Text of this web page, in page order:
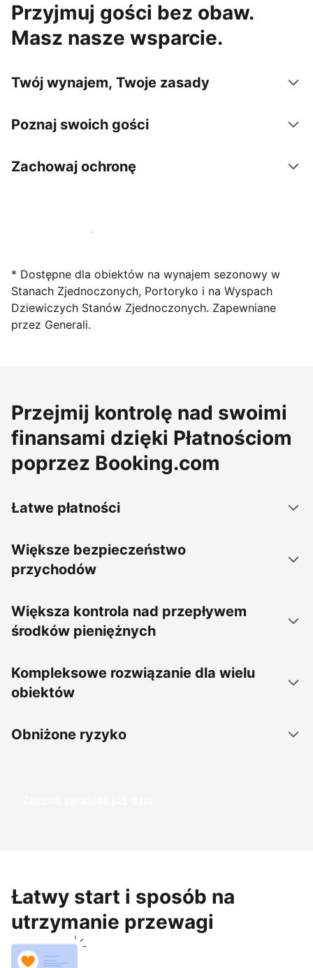
Przyjmuj gości bez obaw.
Masz nasze wsparcie.
Twój wynajem, Twoje zasady
Poznaj swoich gości
Zachowaj ochronę
Zarejestruj obiekt już dziś
* Dostępne dla obiektów na wynajem sezonowy w
Stanach Zjednoczonych, Portoryko i na Wyspach
Dziewiczych Stanów Zjednoczonych. Zapewniane
przez Generali.
Przejmij kontrolę nad swoimi
finansami dzięki Płatnościom
poprzez Booking.com
Łatwe płatności
Większe bezpieczeństwo
przychodów
Większa kontrola nad przepływem
środków pieniężnych
Kompleksowe rozwiązanie dla wielu
obiektów
Obniżone ryzyko
Zacznij zarabiać już dziś
Łatwy start i sposób na
utrzymanie przewagi